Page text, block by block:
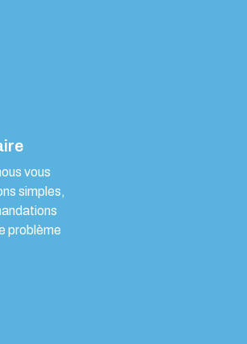
vous
simples,
problème